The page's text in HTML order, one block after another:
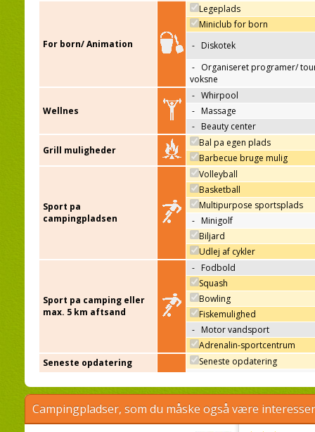
For born/ Animation
Legeplads
Miniclub for born
- Diskotek
- Organiseret programer/
voksne
Wellnes
- Whirpool
- Massage
- Beauty center
Grill muligheder
Bal pa egen plads
Barbecue bruge mulig
Sport pa
campingpladsen
Volleyball
Basketball
Multipurpose sportsplads
- Minigolf
Biljard
Udlej af cykler
Sport pa camping eller
max. 5 km aftsand
- Fodbold
Squash
Bowling
Fiskemulighed
- Motor vandsport
Adrenalin-sportcentrum
Seneste opdatering
Seneste opdatering
Campingpladser, som du måske også være